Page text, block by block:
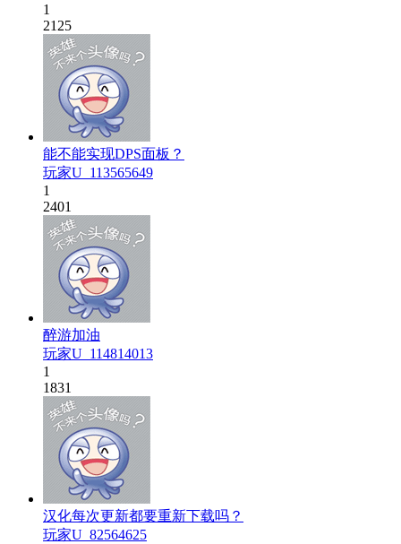
1
2125
能不能实现DPS面板？
玩家U_113565649
1
2401
醉游加油
玩家U_114814013
1
1831
汉化每次更新都要重新下载吗？
玩家U_82564625